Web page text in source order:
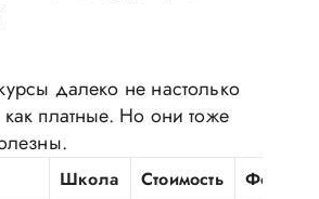
далеко не настолько
платные. Но они тоже
Школа Стоимость
Формат